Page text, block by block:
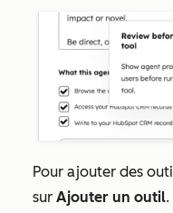
Pour ajouter des
sur Ajouter un outil